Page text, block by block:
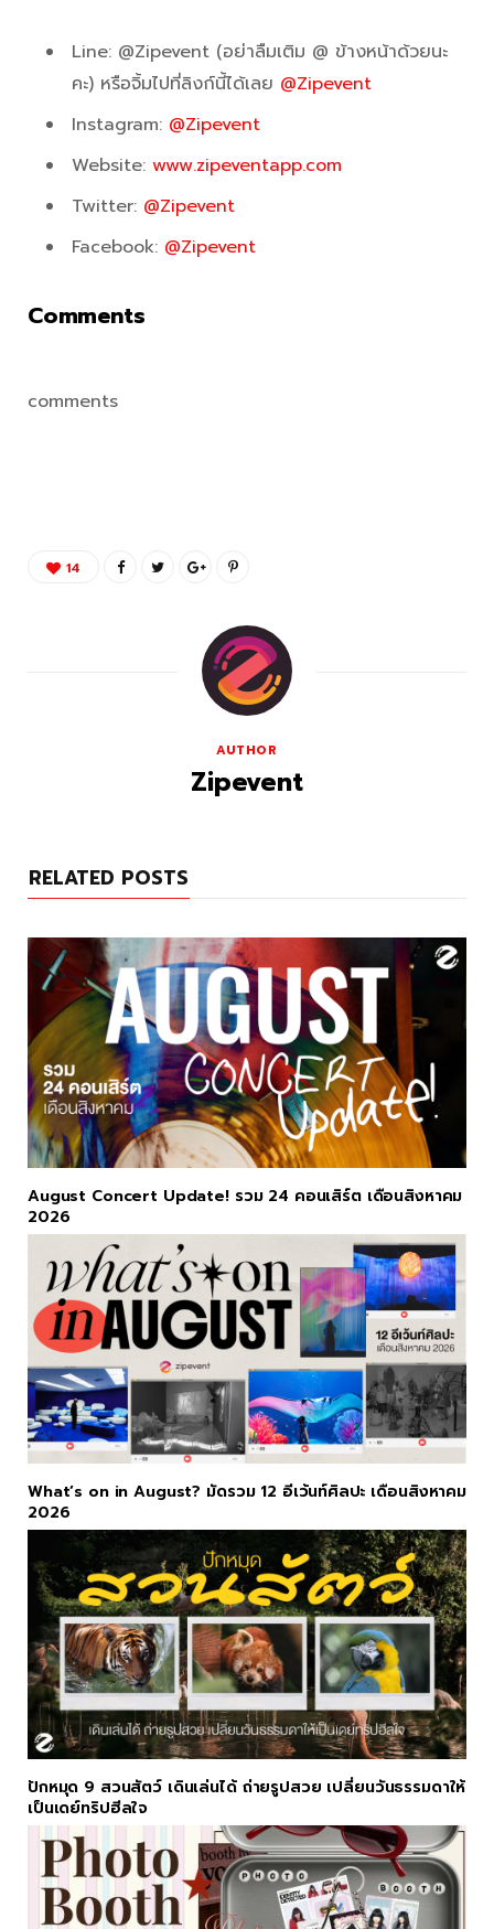
Line: @Zipevent (อย่าลืมเติม @ ข้างหน้าด้วยนะ
คะ) หรือจิ้มไปที่ลิงก์นี้ได้เลย @Zipevent
Instagram: @Zipevent
Website: www.zipeventapp.com
Twitter: @Zipevent
Facebook: @Zipevent
Comments
comments
14
AUTHOR
Zipevent
RELATED POSTS
August Concert Update! รวม 24 คอนเสิร์ต เดือนสิงหาคม
2026
What’s on in August? มัดรวม 12 อีเว้นท์ศิลปะ เดือนสิงหาคม
2026
ปักหมุด 9 สวนสัตว์ เดินเล่นได้ ถ่ายรูปสวย เปลี่ยนวันธรรมดาให้
เป็นเดย์ทริปฮีลใจ